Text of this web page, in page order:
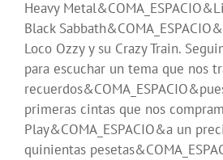
Heavy
Black
Loco Ozzy y su Crazy Train.
para escuchar un tema que nos
primeras cintas que nos
Play&COMA_ESPACIO&a un
quinientas